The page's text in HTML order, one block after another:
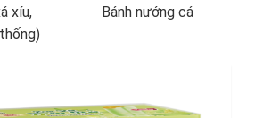
xíu,
Bánh nướng cá